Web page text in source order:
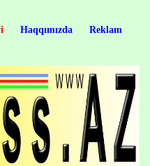
Haqqımızda
Reklam